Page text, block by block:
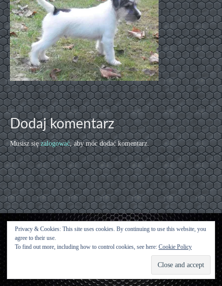
Dodaj komentarz
Musisz się zalogować, aby móc dodać komentarz.
Kontakt
Privacy & Cookies: This site uses cookies. By continuing to use this website, you
agree to their use.
To find out more, including how to control cookies, see here: Cookie Policy